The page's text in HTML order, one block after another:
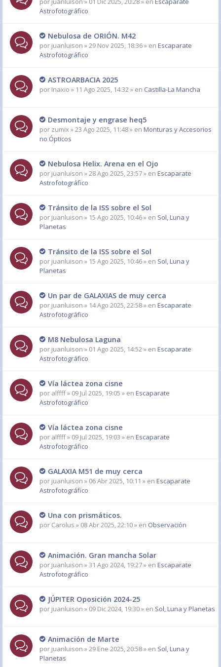
Astrofotográfico
Nebulosa de ORIÓN. M42
por juanluison » 29 Nov 2025, 18:36 » en Escaparate
Astrofotográfico
ASTROARBACIA 2025
por Inaxio » 11 Ago 2025, 14:32 » en Castilla-La Mancha
Desmontaje y engrase heq5
por zumix» 23 Ago 2025, 11:48 » en Monturas y Accesorios
no Ópticos
Nebulosa Helix. Arena en el Ojo
por juanluison » 28 Ago 2025, 23:57 » en Escaparate
Astrofotográfico
Tránsito de la ISS sobre el Sol
por juanluison » 15 Ago 2025, 10:46 » en Sol, Luna y
Planetas
Tránsito de la ISS sobre el Sol
por juanluison » 15 Ago 2025, 10:46 » en Sol, Luna y
Planetas
Un par de GALAXIAS de muy cerca
por juanluison » 14 Ago 2025, 22:58 » en Escaparate
Astrofotográfico
M8 Nebulosa Laguna
por juanluison » 01 Ago 2025, 14:52 » en Escaparate
Astrofotográfico
Vía láctea zona cisne
por alffff» 09 Jul 2025, 19:05 » en Escaparate
Astrofotográfico
Vía láctea zona cisne
por alffff» 09 Jul 2025, 19:03 » en Escaparate
Astrofotográfico
GALAXIA M51 de muy cerca
por juanluison » 06 Abr 2025, 10:11 » en Escaparate
Astrofotográfico
Una con prismáticos.
por Carolus » 08 Abr 2025, 22:10 » en Observación
Animación. Gran mancha Solar
por juanluison » 31 Ago 2024, 19:27 » en Escaparate
Astrofotográfico
JÚPITER Oposición 2024-25
por juanluison » 09 Dic 2024, 19:30 » en Sol, Luna y Planetas
Animación de Marte
por juanluison » 29 Ene 2025, 20:58 » en Sol, Luna y
Planetas